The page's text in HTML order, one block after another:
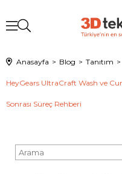
Anasayfa Blog Tanıtım
HeyGears UltraCraft Wash ve
Sonrası Süreç Rehberi